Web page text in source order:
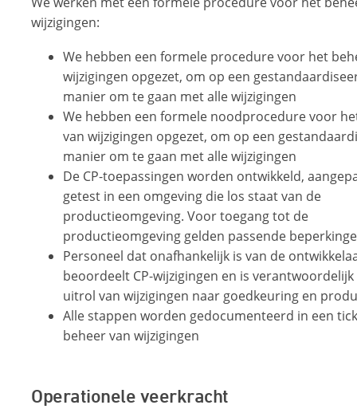
wijzigingen:
We hebben een formele procedure voor het
wijzigingen opgezet, om op een
manier om te gaan met alle wijzigingen
We hebben een formele noodprocedure voor
van wijzigingen opgezet, om op een
manier om te gaan met alle wijzigingen
De CP-toepassingen worden ontwikkeld,
getest in een omgeving die los staat van de
productieomgeving. Voor toegang tot de
productieomgeving gelden passende
Personeel dat onafhankelijk is van de
beoordeelt CP-wijzigingen en is
uitrol van wijzigingen naar goedkeuring en
Alle stappen worden gedocumenteerd in een
beheer van wijzigingen
Operationele veerkracht